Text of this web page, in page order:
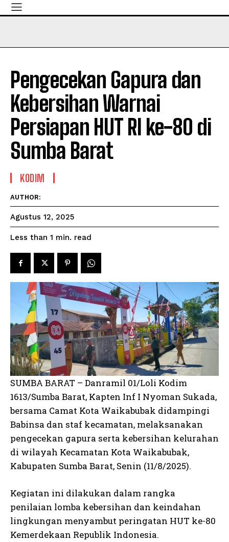
Pengecekan Gapura dan
Kebersihan Warnai
Persiapan HUT RI ke-80 di
Sumba Barat
KODIM
AUTHOR:
Agustus 12, 2025
Less than 1 min. read
SUMBA BARAT – Danramil 01/Loli Kodim
1613/Sumba Barat, Kapten Inf I Nyoman Sukada,
bersama Camat Kota Waikabubak didampingi
Babinsa dan staf kecamatan, melaksanakan
pengecekan gapura serta kebersihan kelurahan
di wilayah Kecamatan Kota Waikabubak,
Kabupaten Sumba Barat, Senin (11/8/2025).
Kegiatan ini dilakukan dalam rangka
penilaian lomba kebersihan dan keindahan
lingkungan menyambut peringatan HUT ke-80
Kemerdekaan Republik Indonesia.